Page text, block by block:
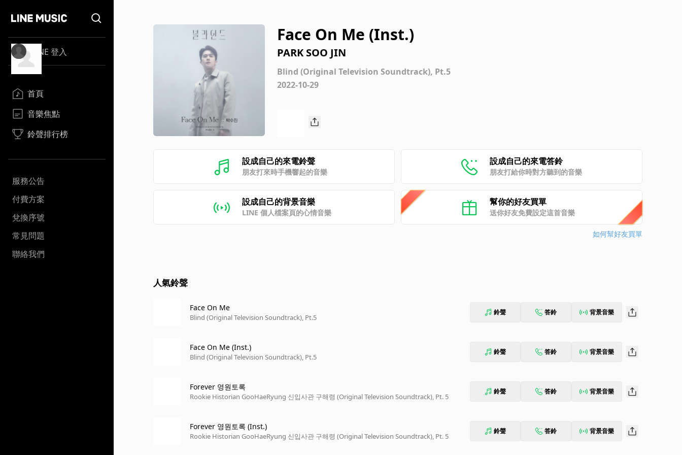
LINE 登入
首頁
音樂焦點
鈴聲排行榜
服務公告
付費方案
兌換序號
常見問題
聯絡我們
Face On Me (Inst.)
PARK SOO JIN
Blind (Original Television Soundtrack), Pt.5
2022-10-29
設成自己的來電鈴聲
朋友打來時手機響起的音樂
設成自己的來電答鈴
朋友打給你時對方聽到的音樂
設成自己的背景音樂
LINE 個人檔案頁的心情音樂
幫你的好友買單
送你好友免費設定這首音樂
如何幫好友買單
人氣鈴聲
Face On Me
Blind (Original Television Soundtrack), Pt.5
鈴聲 答鈴 背景音樂
Face On Me (Inst.)
Blind (Original Television Soundtrack), Pt.5
鈴聲 答鈴 背景音樂
Forever 영원토록
Rookie Historian GooHaeRyung 신입사관 구해령 (Original Television Soundtrack), Pt. 5
鈴聲 答鈴 背景音樂
Forever 영원토록 (Inst.)
Rookie Historian GooHaeRyung 신입사관 구해령 (Original Television Soundtrack), Pt. 5
鈴聲 答鈴 背景音樂